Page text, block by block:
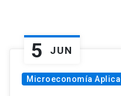
5 JUN
Microeconomía